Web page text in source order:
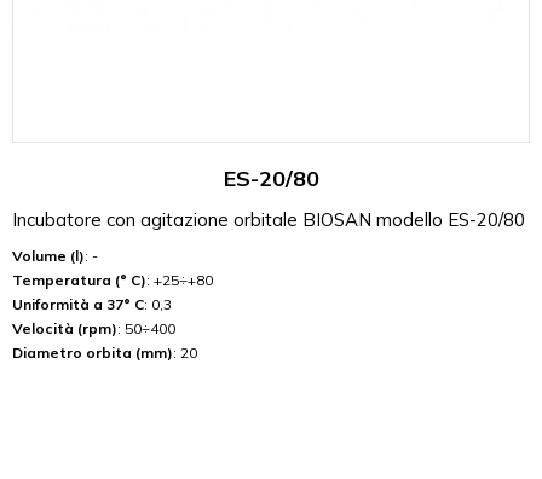
ES-20/80
Incubatore con agitazione orbitale BIOSAN modello ES-20/80
Volume (l): -
Temperatura (° C): +25÷+80
Uniformità a 37° C: 0,3
Velocità (rpm): 50÷400
Diametro orbita (mm): 20